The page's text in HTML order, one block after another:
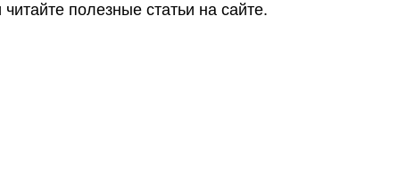
полезные статьи на сайте.